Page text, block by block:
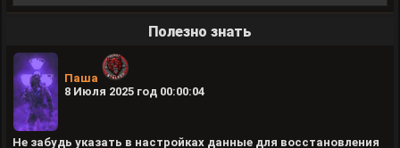
Полезно знать
Паша
8 Июля 2025 год 00:00:04
Не забудь указать в настройках данные для восстановления